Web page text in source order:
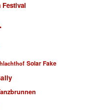
Festival
Solar Fake